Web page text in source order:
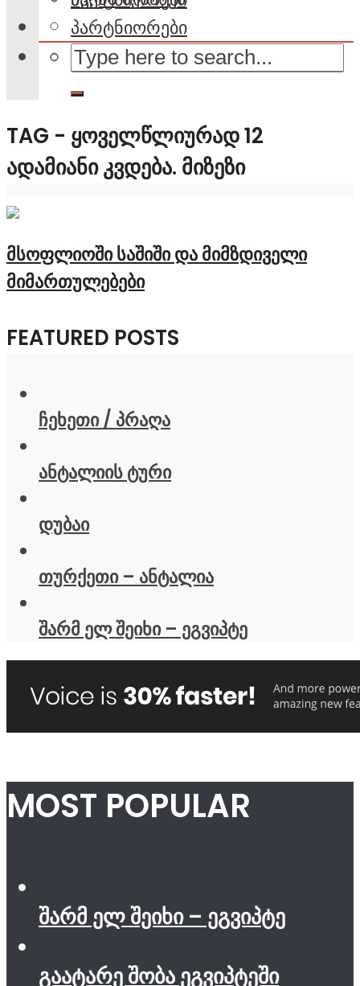
პარტნიორები
TAG - ᲧᲝᲕᲔᲚᲬᲚᲘᲣᲠᲐᲓ 12
ᲐᲓᲐᲛᲘᲐᲜᲘ ᲙᲕᲓᲔᲑᲐ. ᲛᲘᲖᲔᲖᲘ
მსოფლიოში საშიში და მიმზდიველი
მიმართულებები
FEATURED POSTS
ჩეხეთი / პრაღა
ანტალიის ტური
დუბაი
თურქეთი – ანტალია
შარმ ელ შეიხი – ეგვიპტე
MOST POPULAR
შარმ ელ შეიხი – ეგვიპტე
გაატარე შობა ეგვიპტეში